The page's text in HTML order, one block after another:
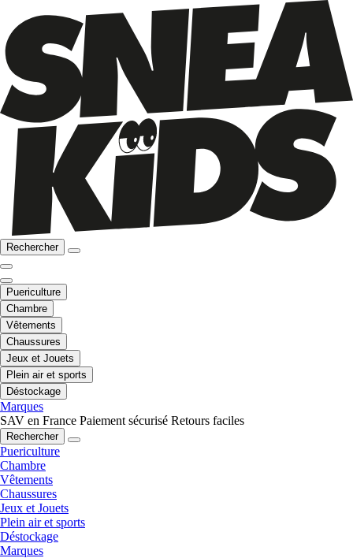
Rechercher
Puericulture
Chambre
Vêtements
Chaussures
Jeux et Jouets
Plein air et sports
Déstockage
Marques
SAV en France Paiement sécurisé Retours faciles
Rechercher
Puericulture
Chambre
Vêtements
Chaussures
Jeux et Jouets
Plein air et sports
Déstockage
Marques